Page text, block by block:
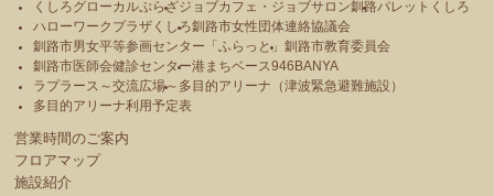
くしろグローカルぷらざジョブカフェ・ジョブサロン釧路パレットくしろ
ハローワークプラザくしろ釧路市女性団体連絡協議会
釧路市男女平等参画センター「ふらっと」釧路市教育委員会
釧路市医師会健診センター港まちベース946BANYA
ラプラース～交流広場～ 多目的アリーナ（津波緊急避難施設）
多目的アリーナ利用予定表
営業時間のご案内
フロアマップ
施設紹介